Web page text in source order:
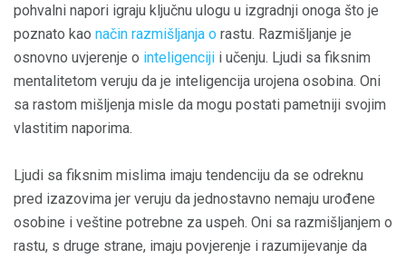
pohvalni napori igraju ključnu ulogu u izgradnji onoga što je
poznato kao način razmišljanja o rastu. Razmišljanje je
osnovno uvjerenje o inteligenciji i učenju. Ljudi sa fiksnim
mentalitetom veruju da je inteligencija urojena osobina. Oni
sa rastom mišljenja misle da mogu postati pametniji svojim
vlastitim naporima.
Ljudi sa fiksnim mislima imaju tendenciju da se odreknu
pred izazovima jer veruju da jednostavno nemaju urođene
osobine i veštine potrebne za uspeh. Oni sa razmišljanjem o
rastu, s druge strane, imaju povjerenje i razumijevanje da